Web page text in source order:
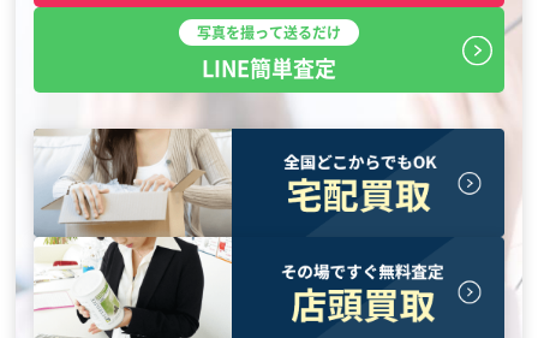
写真を撮って送るだけ
LINE簡単査定